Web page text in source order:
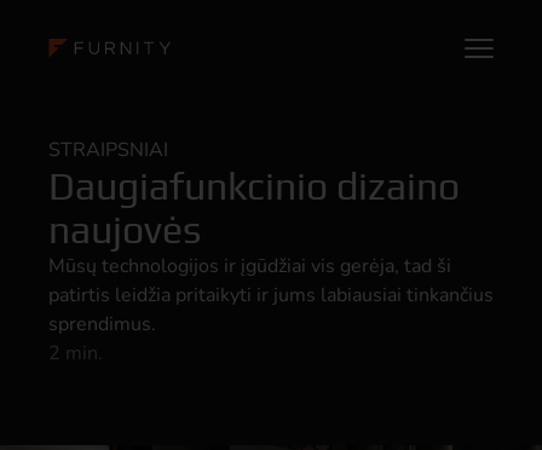
STRAIPSNIAI
Daugiafunkcinio dizaino
naujovės
Mūsų technologijos ir įgūdžiai vis gerėja, tad ši
patirtis leidžia pritaikyti ir jums labiausiai tinkančius
sprendimus.
2 min.